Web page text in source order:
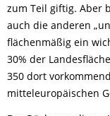
zum Teil giftig. Aber
auch die anderen
flächenmäßig ein
30% der
350 dort
mitteleuropäischen